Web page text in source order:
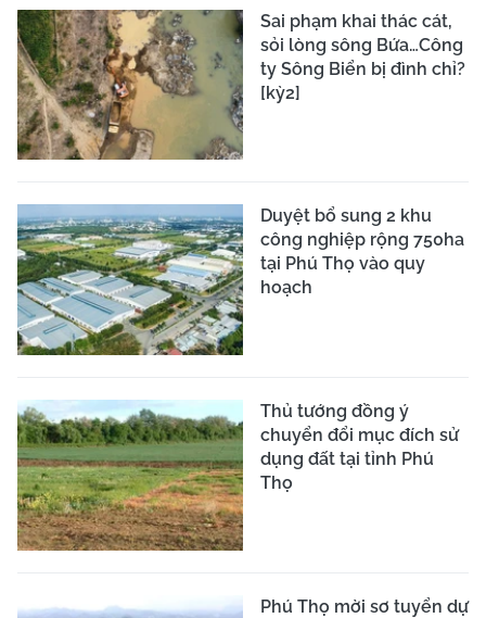
Sai phạm khai thác cát,
sỏi lòng sông Bứa…Công
ty Sông Biển bị đình chỉ?
[kỳ2]
Duyệt bổ sung 2 khu
công nghiệp rộng 750ha
tại Phú Thọ vào quy
hoạch
Thủ tướng đồng ý
chuyển đổi mục đích sử
dụng đất tại tỉnh Phú
Thọ
Phú Thọ mời sơ tuyển dự